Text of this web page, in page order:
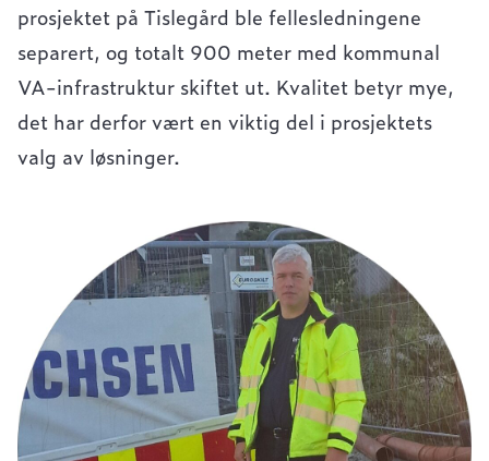
prosjektet på Tislegård ble fellesledningene
separert, og totalt 900 meter med kommunal
VA-infrastruktur skiftet ut. Kvalitet betyr mye,
det har derfor vært en viktig del i prosjektets
valg av løsninger.